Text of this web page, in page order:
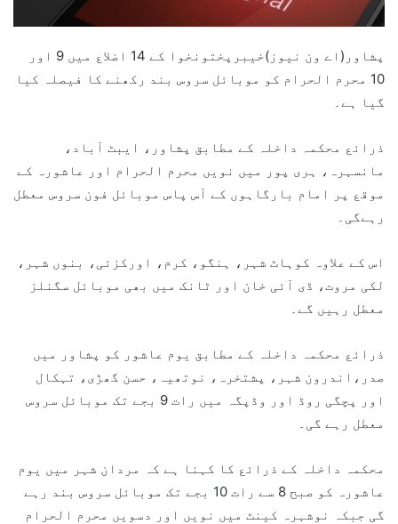
پشاور(اے ون نیوز)خیبرپختونخوا کے 14 اضلاع میں 9 اور
10 محرم الحرام کو موبائل سروس بند رکھنے کا فیصلہ کیا
گیا ہے۔
ذرائع محکمہ داخلہ کے مطابق پشاور، ایبٹ آباد،
مانسہرہ، ہری پور میں نویں محرم الحرام اور عاشورہ کے
موقع پر امام بارگاہوں کے آس پاس موبائل فون سروس معطل
رہےگی۔
اس کے علاوہ کوہاٹ شہر، ہنگو، کرم، اورکزئی، بنوں شہر،
لکی مروت، ڈی آئی خان اور ٹانک میں بھی موبائل سگنلز
معطل رہیں گے۔
ذرائع محکمہ داخلہ کے مطابق یوم عاشور کو پشاور میں
صدر،اندرون شہر، پشتخرہ، نوتھیہ، حسن گھڑی، تہکال
اور پچگی روڈ اور وڈپگہ میں رات 9 بجے تک موبائل سروس
معطل رہے گی۔
محکمہ داخلہ کے ذرائع کا کہنا ہے کہ مردان شہر میں یوم
عاشورہ کو صبح 8 سے رات 10 بجے تک موبائل سروس بند رہے
گی جبکہ نوشہرہ کینٹ میں نویں اور دسویں محرم الحرام